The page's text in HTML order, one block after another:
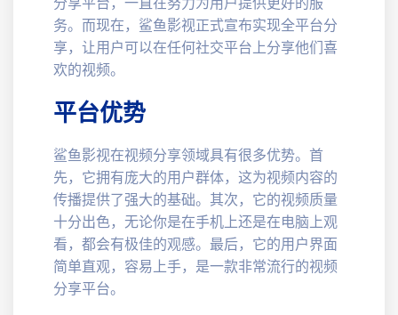
务。而现在，鲨鱼影视正式宣布实现全平台分
享，让用户可以在任何社交平台上分享他们喜
欢的视频。
平台优势
鲨鱼影视在视频分享领域具有很多优势。首
先，它拥有庞大的用户群体，这为视频内容的
传播提供了强大的基础。其次，它的视频质量
十分出色，无论你是在手机上还是在电脑上观
看，都会有极佳的观感。最后，它的用户界面
简单直观，容易上手，是一款非常流行的视频
分享平台。